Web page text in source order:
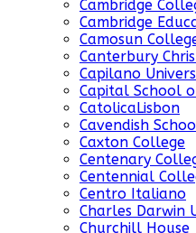
Cambridge
Cambridge
Camosun
Canterbury
Capilano
Capital School
CatolicaLisbon
Cavendish
Caxton College
Centenary
Centennial
Centro Italiano
Charles Darwin
Churchill House